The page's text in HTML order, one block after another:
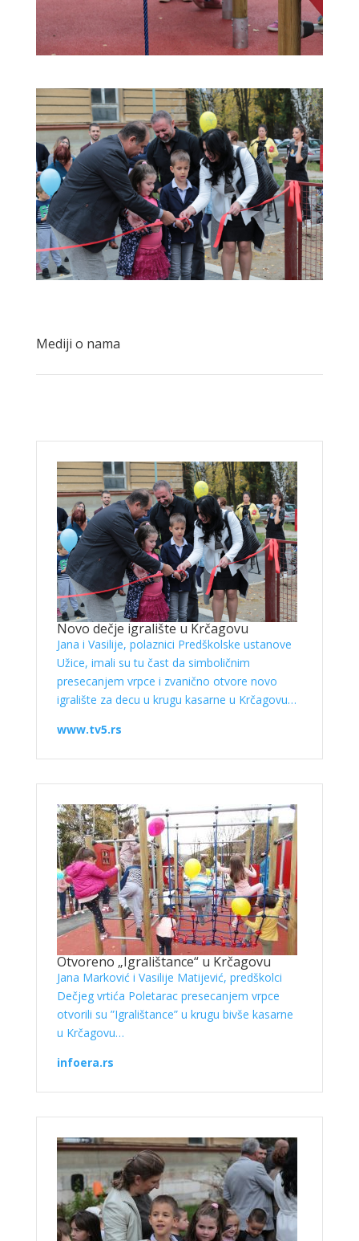
Mediji o nama
Novo dečje igralište u Krčagovu
Jana i Vasilije, polaznici Predškolske ustanove
Užice, imali su tu čast da simboličnim
presecanjem vrpce i zvanično otvore novo
igralište za decu u krugu kasarne u Krčagovu…
www.tv5.rs
Otvoreno „Igralištance“ u Krčagovu
Jana Marković i Vasilije Matijević, predškolci
Dečjeg vrtića Poletarac presecanjem vrpce
otvorili su ”Igralištance” u krugu bivše kasarne
u Krčagovu…
infoera.rs